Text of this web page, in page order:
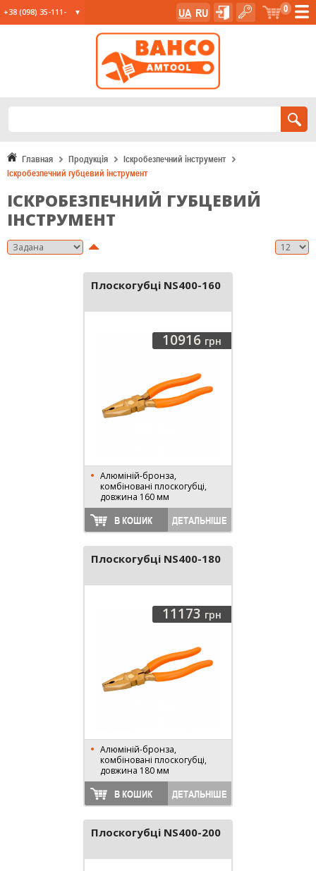
+38 (098) 35-111- 0
UA RU
Главная Продукція
Іскробезпечний інструмент
Іскробезпечний губцевий інструмент
ІСКРОБЕЗПЕЧНИЙ ГУБЦЕВИЙ
ІНСТРУМЕНТ
Плоскогубці NS400-160
10916 грн
Алюміній-бронза,
комбіновані плоскогубці,
довжина 160 мм
В КОШИК ДЕТАЛЬНІШЕ
Плоскогубці NS400-180
11173 грн
Алюміній-бронза,
комбіновані плоскогубці,
довжина 180 мм
В КОШИК ДЕТАЛЬНІШЕ
Плоскогубці NS400-200